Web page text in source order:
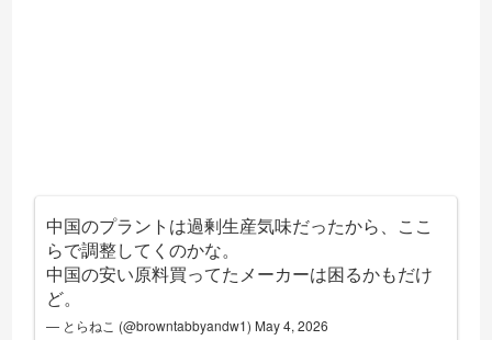
中国のプラントは過剰生産気味だったから、ここ
らで調整してくのかな。
中国の安い原料買ってたメーカーは困るかもだけ
ど。
— とらねこ (@browntabbyandw1) May 4, 2026